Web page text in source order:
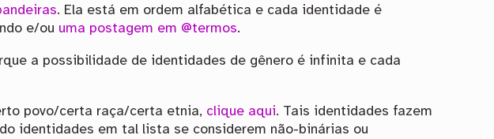
. Ela está em ordem alfabética e cada identidade é
e/ou uma postagem em @termos.
a possibilidade de identidades de gênero é infinita e cada
povo/certa raça/certa etnia, clique aqui. Tais identidades fazem
identidades em tal lista se considerem não-binárias ou